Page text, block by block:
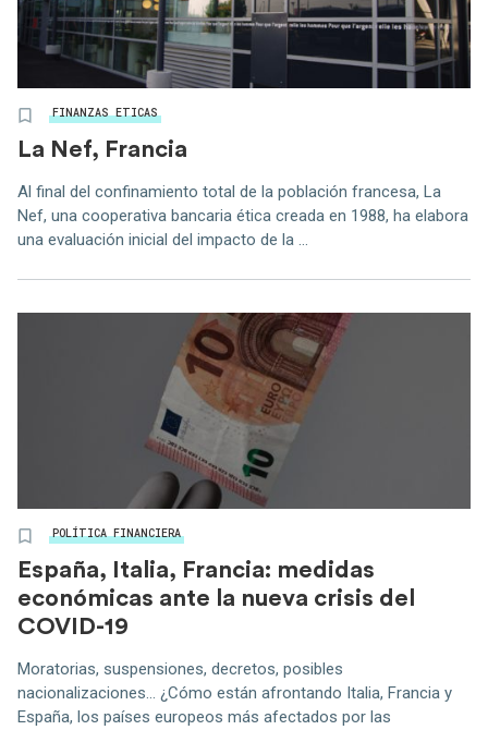
FINANZAS ETICAS
La Nef, Francia
Al final del confinamiento total de la población francesa, La
Nef, una cooperativa bancaria ética creada en 1988, ha elabora
una evaluación inicial del impacto de la ...
POLÍTICA FINANCIERA
España, Italia, Francia: medidas
económicas ante la nueva crisis del
COVID-19
Moratorias, suspensiones, decretos, posibles
nacionalizaciones… ¿Cómo están afrontando Italia, Francia y
España, los países europeos más afectados por las